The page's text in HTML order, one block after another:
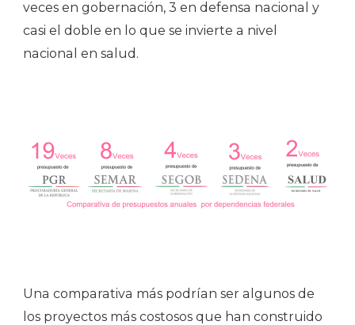
veces en gobernación, 3 en defensa nacional y
casi el doble en lo que se invierte a nivel
nacional en salud.
Una comparativa más podrían ser algunos de
los proyectos más costosos que han construido